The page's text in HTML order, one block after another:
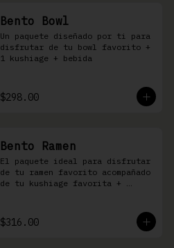
Bento Bowl
Un paquete diseñado por ti para
disfrutar de tu bowl favorito +
1 kushiage + bebida
$298.00
Bento Ramen
El paquete ideal para disfrutar
de tu ramen favorito acompañado
de tu kushiage favorita +
$316.00